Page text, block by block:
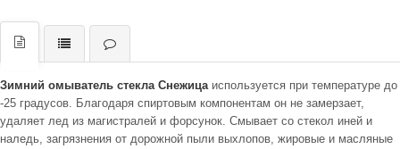
Зимний омыватель стекла Снежицаиспользуется при температуре до
-25 градусов. Благодаря спиртовым компонентам он не замерзает,
удаляет лед из магистралей и форсунок. Смывает со стекол иней и
наледь, загрязнения от дорожной пыли выхлопов, жировые и масляные